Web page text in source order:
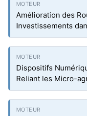
Amélioration des
Investissements
Dispositifs
Reliant les Micro-